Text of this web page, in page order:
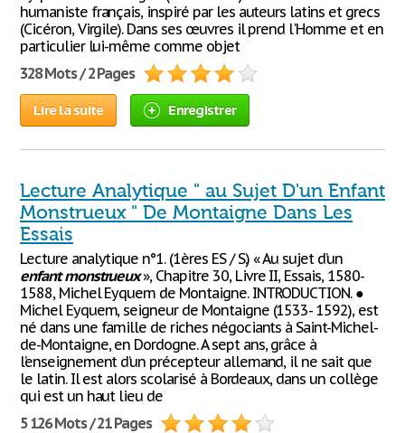
humaniste français, inspiré par les auteurs latins et grecs
(Cicéron, Virgile). Dans ses œuvres il prend l'Homme et en
particulier lui-même comme objet
328 Mots / 2 Pages
Lire la suite Enregistrer
Lecture Analytique " au Sujet D'un Enfant
Monstrueux " De Montaigne Dans Les
Essais
Lecture analytique n°1. (1ères ES / S.) « Au sujet d’un
enfant monstrueux», Chapitre 30, Livre II, Essais, 1580-
1588, Michel Eyquem de Montaigne. INTRODUCTION. ●
Michel Eyquem, seigneur de Montaigne (1533- 1592), est
né dans une famille de riches négociants à Saint-Michel-
de-Montaigne, en Dordogne. A sept ans, grâce à
l’enseignement d’un précepteur allemand, il ne sait que
le latin. Il est alors scolarisé à Bordeaux, dans un collège
qui est un haut lieu de
5 126 Mots / 21 Pages